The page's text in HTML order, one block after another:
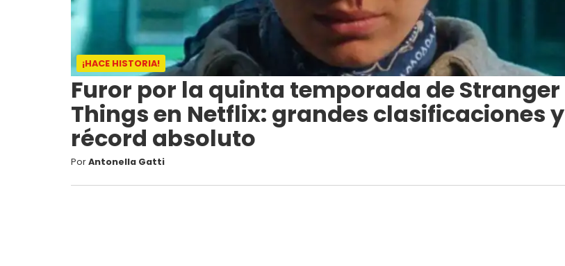
¡HACE HISTORIA!
Furor por la quinta temporada de Stranger
Things en Netflix: grandes clasificaciones y
récord absoluto
PorAntonella Gatti